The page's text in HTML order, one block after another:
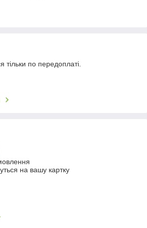
тільки по передоплаті.
на вашу картку